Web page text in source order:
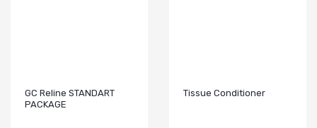
GC Reline STANDART
PACKAGE
Tissue Conditioner